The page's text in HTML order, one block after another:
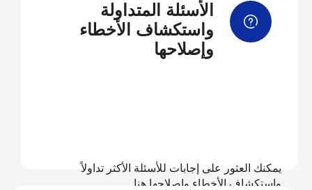
الأسئلة المتداولة
واستكشاف الأخطاء
وإصلاحها
يمكنك العثور على إجابات للأسئلة الأكثر تداولاً
واستكشاف الأخطاء وإصلاحها هنا